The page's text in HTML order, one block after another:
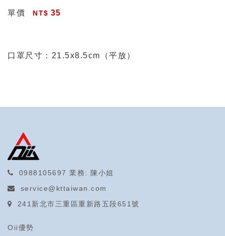
單價 35
口罩尺寸：21.5x8.5cm（平放）
0988105697 業務: 陳小姐
service@kttaiwan.com
241新北市三重區重新路五段651號
Oii優勢